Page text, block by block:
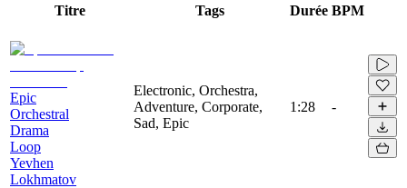
Titre Tags Durée BPM
Epic
Orchestral
Drama
Loop
Yevhen
Lokhmatov
Electronic, Orchestra,
Adventure, Corporate,
Sad, Epic
1:28 -